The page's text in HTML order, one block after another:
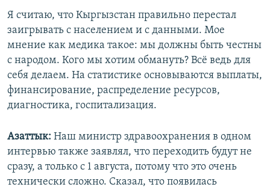
Я считаю, что Кыргызстан правильно перестал
заигрывать с населением и с данными. Мое
мнение как медика такое: мы должны быть честны
с народом. Кого мы хотим обмануть? Всё ведь для
себя делаем. На статистике основываются выплаты,
финансирование, распределение ресурсов,
диагностика, госпитализация.
Азаттык: Наш министр здравоохранения в одном
интервью также заявлял, что переходить будут не
сразу, а только с 1 августа, потому что это очень
технически сложно. Сказал, что появилась